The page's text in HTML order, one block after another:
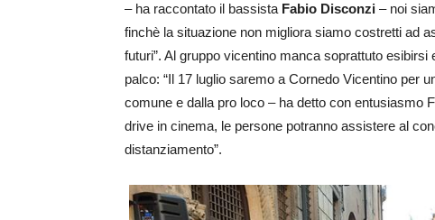
– ha raccontato il bassista Fabio Disconzi – noi
finchè la situazione non migliora siamo costretti ad
futuri”. Al gruppo vicentino manca soprattuto
palco: “Il 17 luglio saremo a Cornedo Vicentino per
comune e dalla pro loco – ha detto con entusiasmo
drive in cinema, le persone potranno assistere al
distanziamento”.